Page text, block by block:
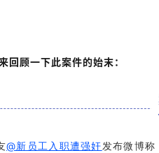
回顾一下此案件的始末：
@新员工入职遭强奸发布微博称